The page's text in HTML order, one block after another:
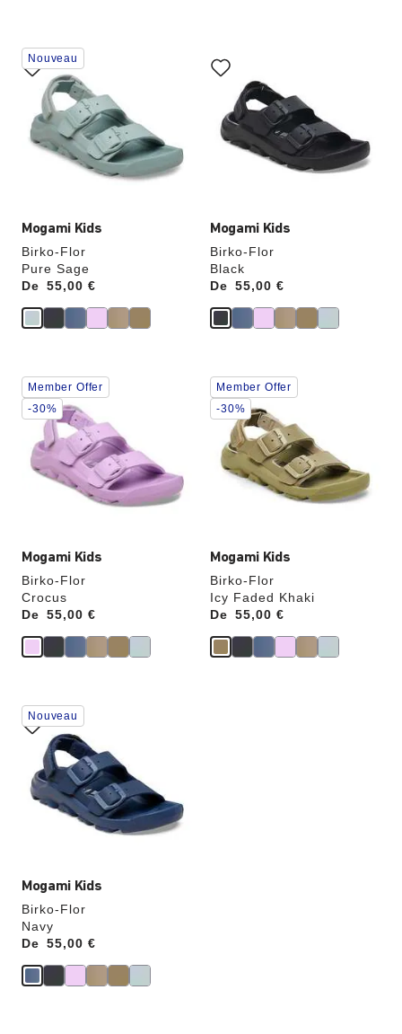
z
Mogami Kids
Birko-Flor
Pure Sage
De
Price:55,00 €
Cliquer
sur
les
échantillons
couleurs
modifiera
l’image
Nouveau
Mogami Kids
Birko-Flor
Black
De
Price:55,00 €
sur
les
échantillons
couleurs
modifiera
Mogami Kids
Birko-Flor
Crocus
De
Price:55,00 €
Cliquer
sur
les
échantillons
couleurs
modifiera
Member Offer
-30%
Mogami Kids
Birko-Flor
Icy Faded Khaki
De
Price:55,00 €
Cliquer
sur
les
échantillons
couleurs
modifiera
Member Offer
-30%
Mogami Kids
Birko-Flor
Navy
De
Price:55,00 €
Cliquer
sur
les
échantillons
couleurs
modifiera
Nouveau